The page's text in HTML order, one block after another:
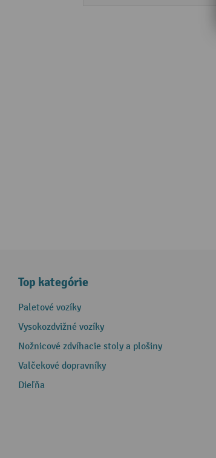
Top kategórie
Paletové vozíky
Vysokozdvižné vozíky
Nožnicové zdvíhacie stoly a plošiny
Valčekové dopravníky
Dieľňa